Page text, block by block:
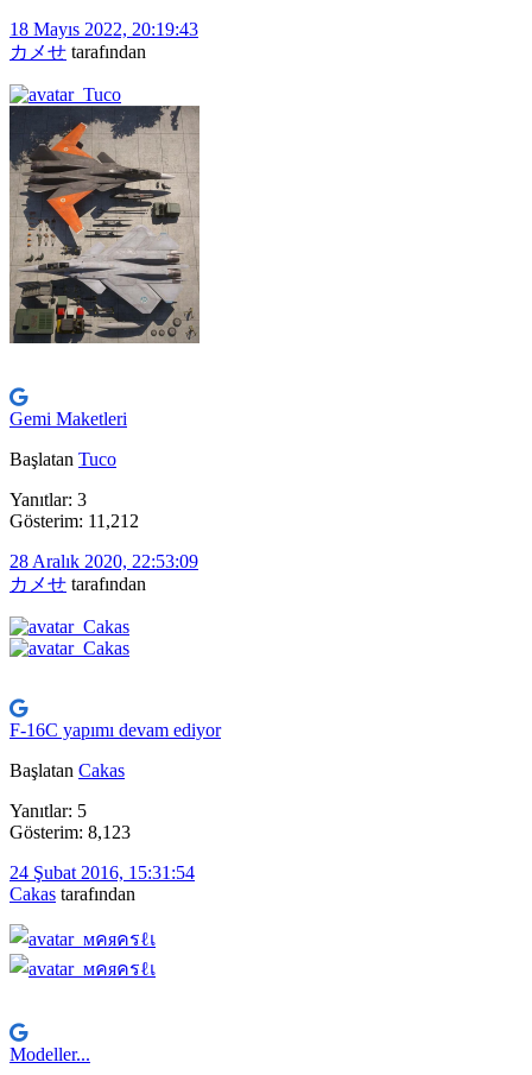
18 Mayıs 2022, 20:19:43
カメせ tarafından
Gemi Maketleri
Başlatan Tuco
Yanıtlar: 3
Gösterim: 11,212
28 Aralık 2020, 22:53:09
カメせ tarafından
F-16C yapımı devam ediyor
Başlatan Cakas
Yanıtlar: 5
Gösterim: 8,123
24 Şubat 2016, 15:31:54
Cakas tarafından
Modeller...